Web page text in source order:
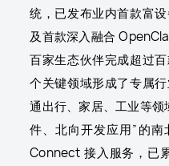
统，已发布业内首款富
及首款深入融合
百家生态伙伴完成超过
个关键领域形成了专属
通出行、家居、工业等
件、北向开发应用”的
Connect 接入服务，已